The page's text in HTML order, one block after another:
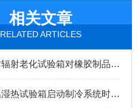
相关文章
RELATED ARTICLES
紫外耐辐射老化试验箱对橡胶制品老化性能的影响分析
高低温湿热试验箱启动制冷系统时箱门的观察窗上为什么很热？